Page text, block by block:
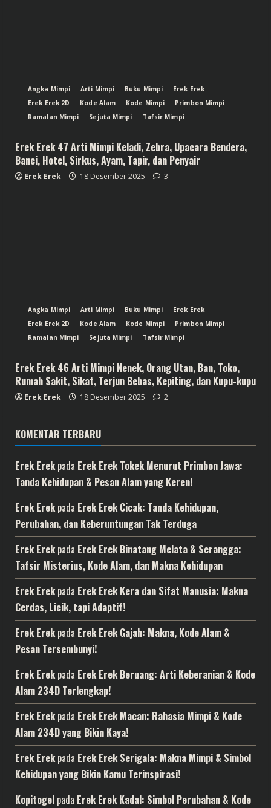
Angka Mimpi Arti Mimpi Buku Mimpi
Erek Erek
Erek Erek 2D
Kode Alam Kode Mimpi
Primbon Mimpi
Ramalan Mimpi
Sejuta Mimpi Tafsir Mimpi
Erek Erek 47 Arti Mimpi Keladi, Zebra, Upacara Bendera,
Banci, Hotel, Sirkus, Ayam, Tapir, dan Penyair
Erek Erek 18 Desember 2025 3
Angka Mimpi Arti Mimpi Buku Mimpi
Erek Erek
Erek Erek 2D
Kode Alam Kode Mimpi
Primbon Mimpi
Ramalan Mimpi
Sejuta Mimpi Tafsir Mimpi
Erek Erek 46 Arti Mimpi Nenek, Orang Utan, Ban, Toko,
Rumah Sakit, Sikat, Terjun Bebas, Kepiting, dan Kupu-kupu
Erek Erek 18 Desember 2025 2
KOMENTAR TERBARU
Erek Erek pada Erek Erek Tokek Menurut Primbon Jawa:
Tanda Kehidupan & Pesan Alam yang Keren!
Erek Erek pada Erek Erek Cicak: Tanda Kehidupan,
Perubahan, dan Keberuntungan Tak Terduga
Erek Erek pada Erek Erek Binatang Melata & Serangga:
Tafsir Misterius, Kode Alam, dan Makna Kehidupan
Erek Erek pada Erek Erek Kera dan Sifat Manusia: Makna
Cerdas, Licik, tapi Adaptif!
Erek Erek pada Erek Erek Gajah: Makna, Kode Alam &
Pesan Tersembunyi!
Erek Erek pada Erek Erek Beruang: Arti Keberanian & Kode
Alam 234D Terlengkap!
Erek Erek pada Erek Erek Macan: Rahasia Mimpi & Kode
Alam 234D yang Bikin Kaya!
Erek Erek pada Erek Erek Serigala: Makna Mimpi & Simbol
Kehidupan yang Bikin Kamu Terinspirasi!
Kopitogel pada Erek Erek Kadal: Simbol Perubahan & Kode